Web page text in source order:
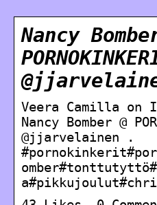
Nancy
Veera Camilla on
Nancy Bomber @
@jjarvelainen .